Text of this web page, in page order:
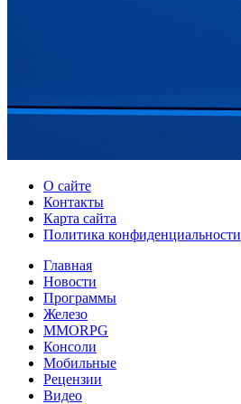
О сайте
Контакты
Карта сайта
Политика конфиденциальности
Главная
Новости
Программы
Железо
MMORPG
Консоли
Мобильные
Рецензии
Видео